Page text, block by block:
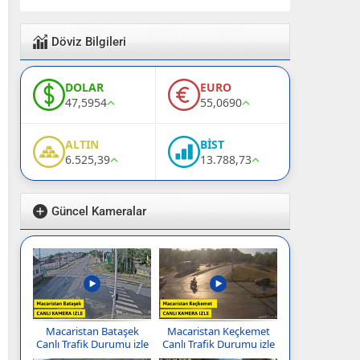
Döviz Bilgileri
DOLAR
47,5954
EURO
55,0690
ALTIN
6.525,39
BİST
13.788,73
Güncel Kameralar
Macaristan Bataşek
Canlı Trafik Durumu izle
Macaristan Keçkemet
Canlı Trafik Durumu izle